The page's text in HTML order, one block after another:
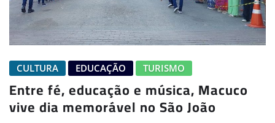
CULTURA EDUCAÇÃO TURISMO
Entre fé, educação e música, Macuco
vive dia memorável no São João